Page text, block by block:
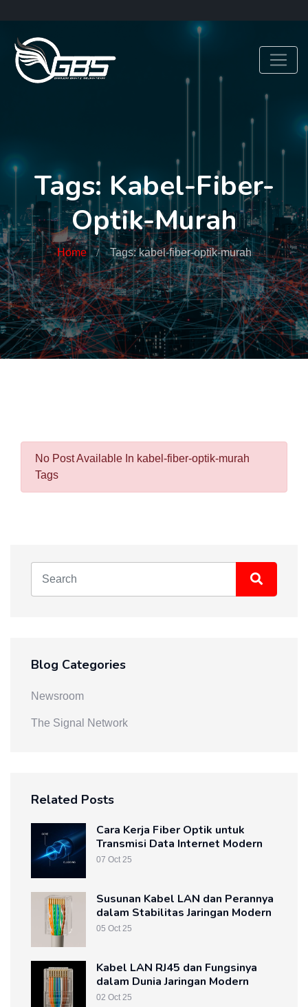
Tags: Kabel-Fiber-
Optik-Murah
Home Tags: kabel-fiber-optik-murah
No Post Available In kabel-fiber-optik-murah
Tags
Blog Categories
Newsroom
The Signal Network
Related Posts
Cara Kerja Fiber Optik untuk
Transmisi Data Internet Modern
07 Oct 25
Susunan Kabel LAN dan Perannya
dalam Stabilitas Jaringan Modern
05 Oct 25
Kabel LAN RJ45 dan Fungsinya
dalam Dunia Jaringan Modern
02 Oct 25